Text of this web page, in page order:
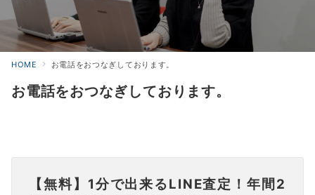
HOME お電話をおつなぎしております。
お電話をおつなぎしております。
【無料】1分で出来るLINE査定！年間2